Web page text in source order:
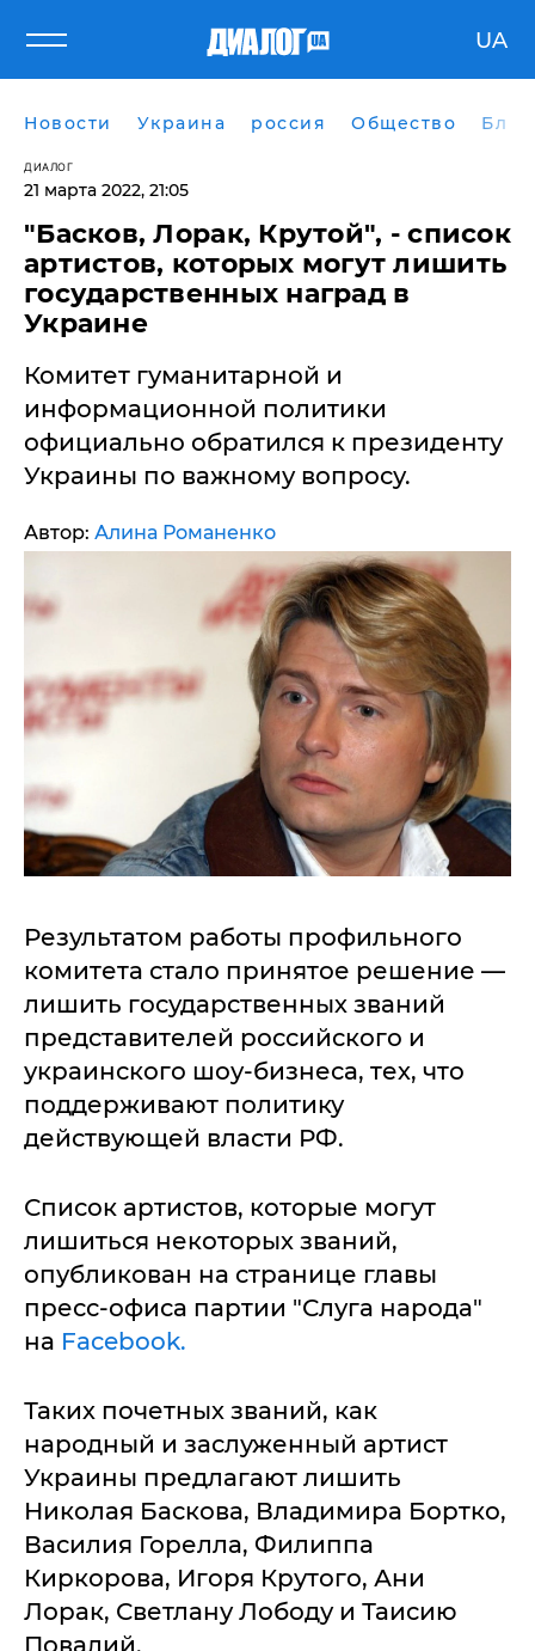
UA
Новости Украина россия Общество
ДИАЛОГ
21 марта 2022, 21:05
"Басков, Лорак, Крутой", - список
артистов, которых могут лишить
государственных наград в
Украине
Комитет гуманитарной и
информационной политики
официально обратился к президенту
Украины по важному вопросу.
Автор: Алина Романенко
Результатом работы профильного
комитета стало принятое решение —
лишить государственных званий
представителей российского и
украинского шоу-бизнеса, тех, что
поддерживают политику
действующей власти РФ.
Список артистов, которые могут
лишиться некоторых званий,
опубликован на странице главы
пресс-офиса партии "Слуга народа"
на Facebook.
Таких почетных званий, как
народный и заслуженный артист
Украины предлагают лишить
Николая Баскова, Владимира Бортко,
Василия Горелла, Филиппа
Киркорова, Игоря Крутого, Ани
Лорак, Светлану Лободу и Таисию
Повалий.